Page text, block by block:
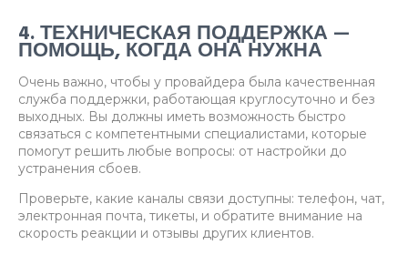
4. ТЕХНИЧЕСКАЯ ПОДДЕРЖКА —
ПОМОЩЬ, КОГДА ОНА НУЖНА
Очень важно, чтобы у провайдера была качественная
служба поддержки, работающая круглосуточно и без
выходных. Вы должны иметь возможность быстро
связаться с компетентными специалистами, которые
помогут решить любые вопросы: от настройки до
устранения сбоев.
Проверьте, какие каналы связи доступны: телефон, чат,
электронная почта, тикеты, и обратите внимание на
скорость реакции и отзывы других клиентов.